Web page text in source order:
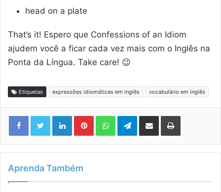
head on a plate
That’s it! Espero que Confessions of an Idiom
ajudem você a ficar cada vez mais com o Inglês na
Ponta da Língua. Take care! 😉
Etiquetas expressões idiomáticas em inglês vocabulário em inglês
LinkedinPinterestWhatsAppTelegram
Compartilhar via e-mail Imprimir
Aprenda Também